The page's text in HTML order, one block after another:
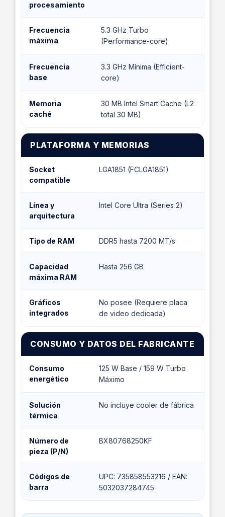
procesamiento
Frecuencia
máxima
5.3 GHz Turbo
(Performance-core)
Frecuencia
base
3.3 GHz Mínima (Efficient-
core)
Memoria
caché
30 MB Intel Smart Cache (L2
total 30 MB)
PLATAFORMA Y MEMORIAS
Socket
compatible
LGA1851 (FCLGA1851)
Línea y
arquitectura
Intel Core Ultra (Series 2)
Tipo de RAM DDR5 hasta 7200 MT/s
Capacidad
máxima RAM
Hasta 256 GB
Gráficos
integrados
No posee (Requiere placa
de video dedicada)
CONSUMO Y DATOS DEL FABRICANTE
Consumo
energético
125 W Base / 159 W Turbo
Máximo
Solución
térmica
No incluye cooler de fábrica
Número de
pieza (P/N)
BX80768250KF
Códigos de
barra
UPC: 735858553216 / EAN:
5032037284745